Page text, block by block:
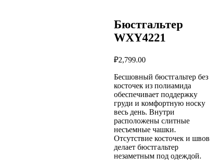
Бюстгальтер
WXY4221
₽2,799.00
Бесшовный бюстгальтер без
косточек из полиамида
обеспечивает поддержку
груди и комфортную носку
весь день. Внутри
расположены слитные
несъемные чашки.
Отсутствие косточек и швов
делает бюстгальтер
незаметным под одеждой.